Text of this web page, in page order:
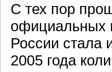
С тех пор
официальных
России стала
2005 года